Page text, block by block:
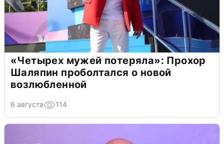
«Четырех мужей потеряла»: Прохор
Шаляпин проболтался о новой
возлюбленной
6 августа 114